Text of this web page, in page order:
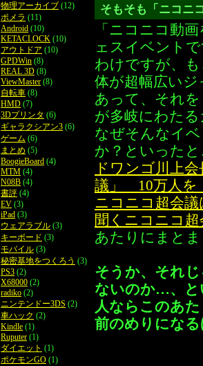
そもそも「ニコニ
「ニコニコ動
ェスイベント
わけですが、
体が超幅広い
あって、それ
が多岐にわた
なぜそんなイ
か？といった
ドワンゴ川上
議」 10万人を
ニコニコ超会
聞くニコニコ超
あたりにまと
そうか、それ
ないのか…、と
人ならこのあ
前のめりにな
物理アーカイブ (12)
ポメラ (11)
Android (10)
KETACLOCK (10)
アウトドア (10)
GPDWin (8)
REAL 3D (8)
ViewMaster (8)
自転車 (8)
HMD (7)
3Dプリンタ (6)
ギャラクシアン3 (6)
ゲーム (6)
まとめ (5)
BoogieBoard (4)
MTM (4)
N08B (4)
書評 (4)
EV (3)
iPad (3)
ウェアラブル (3)
キーボード (3)
モバイル (3)
秘密基地をつくろう (3)
PS3 (2)
X68000 (2)
radiko (2)
ニンテンドー3DS (2)
車ハック (2)
Kindle (1)
Ruputer (1)
ダイエット (1)
ポケモンGO (1)